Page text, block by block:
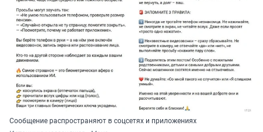
Сообщение распространяют в соцсетях и приложениях